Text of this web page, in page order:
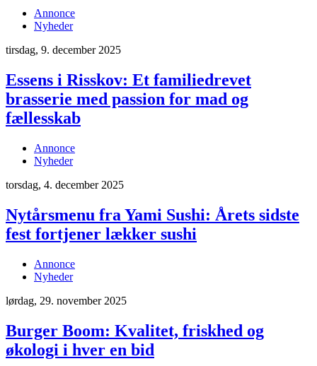
Annonce
Nyheder
tirsdag, 9. december 2025
Essens i Risskov: Et familiedrevet
brasserie med passion for mad og
fællesskab
Annonce
Nyheder
torsdag, 4. december 2025
Nytårsmenu fra Yami Sushi: Årets sidste
fest fortjener lækker sushi
Annonce
Nyheder
lørdag, 29. november 2025
Burger Boom: Kvalitet, friskhed og
økologi i hver en bid